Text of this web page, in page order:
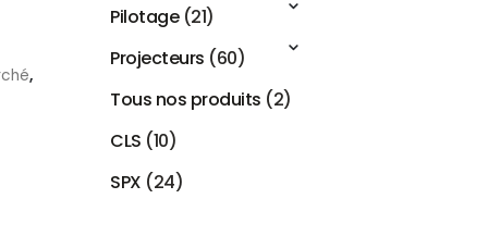
,
Pilotage (21)
Projecteurs (60)
Tous nos produits (2)
CLS (10)
SPX (24)